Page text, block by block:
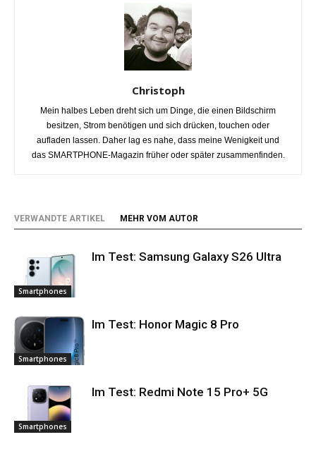
Christoph
Mein halbes Leben dreht sich um Dinge, die einen Bildschirm
besitzen, Strom benötigen und sich drücken, touchen oder
aufladen lassen. Daher lag es nahe, dass meine Wenigkeit und
das SMARTPHONE-Magazin früher oder später zusammenfinden.
VERWANDTE ARTIKEL MEHR VOM AUTOR
Smartphones
Im Test: Samsung Galaxy S26 Ultra
Smartphones
Im Test: Honor Magic 8 Pro
Smartphones
Im Test: Redmi Note 15 Pro+ 5G